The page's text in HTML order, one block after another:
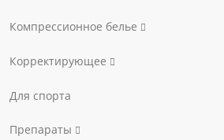
Компрессионное белье
Корректирующее
Для спорта
Препараты